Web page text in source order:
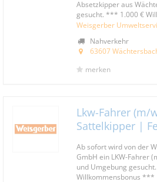
Absetzkipper aus
gesucht. *** 1.000 €
Weisgerber
Nahverkehr
63607
merken
Lkw-Fahrer (m/
Sattelkipper |
Ab sofort wird von der
GmbH ein LKW-Fahrer
und Umgebung
Willkommensbonus ***